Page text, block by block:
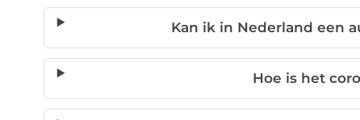
Kan ik in Nederland een
Hoe is het